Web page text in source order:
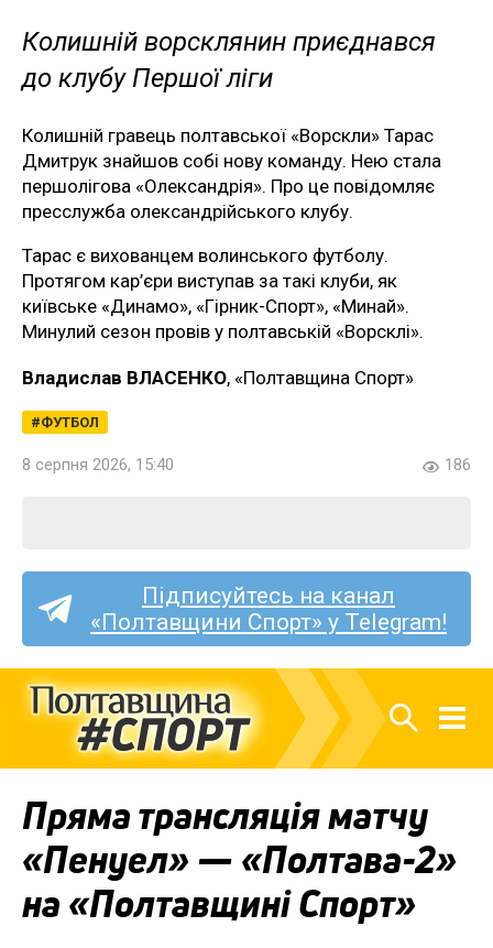
Колишній ворсклянин приєднався
до клубу Першої ліги
Колишній гравець полтавської «Ворскли» Тарас
Дмитрук знайшов собі нову команду. Нею стала
першолігова «Олександрія». Про це повідомляє
пресслужба олександрійського клубу.
Тарас є вихованцем волинського футболу.
Протягом кар’єри виступав за такі клуби, як
київське «Динамо», «Гірник-Спорт», «Минай».
Минулий сезон провів у полтавській «Ворсклі».
Владислав ВЛАСЕНКО, «Полтавщина Спорт»
ФУТБОЛ
8 серпня 2026, 15:40 186
Підписуйтесь на канал
«Полтавщини Спорт» у Telegram!
Пряма трансляція матчу
«Пенуел» — «Полтава-2»
на «Полтавщині Спорт»